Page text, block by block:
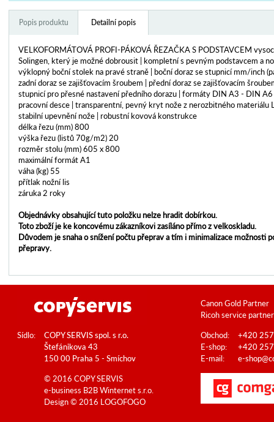
Popis produktu Detailní popis
VELKOFORMÁTOVÁ PROFI-PÁKOVÁ ŘEZAČKA S PODSTAVCEM
Solingen, který je možné dobrousit | kompletní s pevným podstavcem a
výklopný boční stolek na pravé straně | boční doraz se stupnicí mm/inch
zadní doraz se zajišťovacím šroubem | přední doraz se zajišťovacím
stupnicí pro přesné nastavení předního dorazu | formáty DIN A3 - DIN A6
pracovní desce | transparentní, pevný kryt nože z nerozbitného materiálu
stabilní upevnění nože | robustní kovová konstrukce
délka řezu (mm) 800
výška řezu (listů 70g/m2) 20
rozměr stolu (mm) 605 x 800
maximální formát A1
váha (kg) 55
přítlak nožní lis
záruka 2 roky
Objednávky obsahující tuto položku nelze hradit dobírkou.
Toto zboží je ke koncovému zákazníkovi zasíláno přímo z velkoskladu.
Důvodem je snaha o snížení počtu přeprav a tím i minimalizace možnosti
přepravy.
Canon Gold Partner
Ricoh service partner
Sídlo:
COPY SERVIS spol. s r.o.
Štefánikova 43
150 00 Praha 5 - Smíchov
Obchod:
+420
E-shop:
+420
E-mail:
e-
© 2016 COPY SERVIS
e-business B2BWinternet s.r.o.
Design © 2016 LOGOFOGO